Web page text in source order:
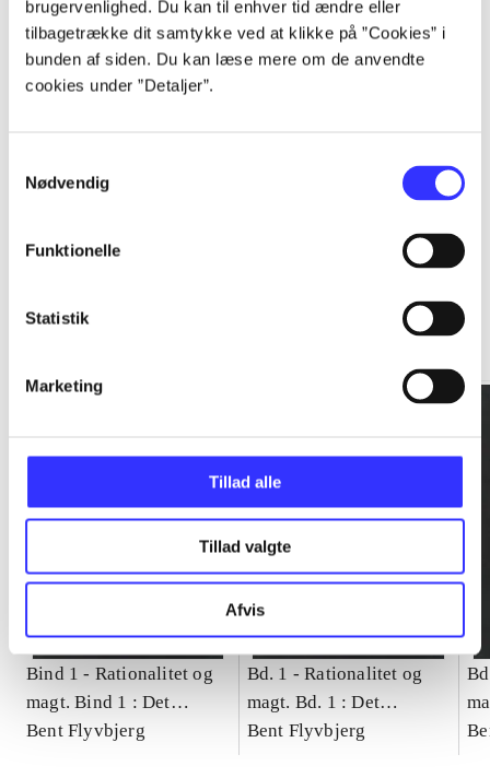
brugervenlighed. Du kan til enhver tid ændre eller
tilbagetrække dit samtykke ved at klikke på ”Cookies” i
bunden af siden. Du kan læse mere om de anvendte
cookies under ”Detaljer”.
Nødvendig
Funktionelle
Statistik
Marketing
Tillad alle
Tillad valgte
Afvis
...
Bind 1 - Rationalitet og
magt. Bind 1 : Det
konkretes videnskab
Bent Flyvbjerg
Bd. 1 -Rationalitet og
magt. Bd. 1 : Det
konkretes videnskab
Bent Flyvbjerg